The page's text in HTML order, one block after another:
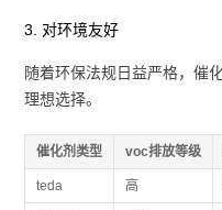
3. 对环境友好
随着环保法规日益严格，催
理想选择。
催化剂类型 voc排放等级
teda 高